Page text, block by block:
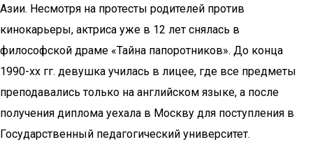
Азии. Несмотря на протесты родителей против
кинокарьеры, актриса уже в 12 лет снялась в
философской драме «Тайна папоротников». До конца
1990-хх гг. девушка училась в лицее, где все предметы
преподавались только на английском языке, а после
получения диплома уехала в Москву для поступления в
Государственный педагогический университет.